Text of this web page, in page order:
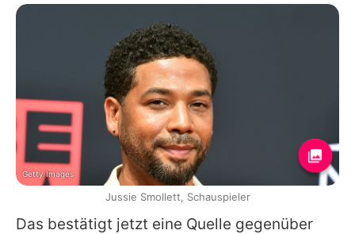
Das bestätigt jetzt eine Quelle gegenüber
Getty Images
Jussie Smollett, Schauspieler